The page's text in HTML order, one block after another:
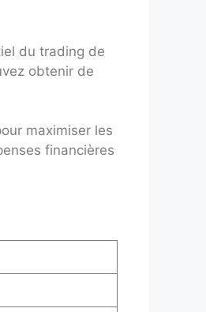
du trading de
obtenir de
maximiser les
financières